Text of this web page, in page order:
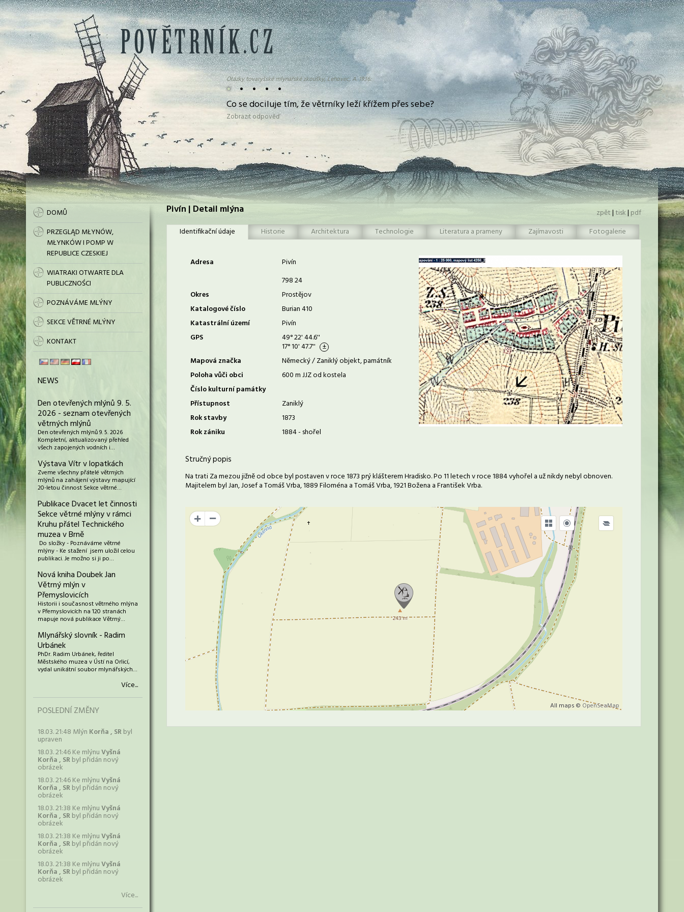
• • • • •
Otázky tovaryšské mlynářské zkoušky, Lehovec, A. 1936:
Co se dociluje tím, že větrníky leží křížem přes sebe?
Zobrazit odpověď
DOMŮ
PRZEGLĄD MŁYNÓW,
MŁYNKÓW I POMP W
REPUBLICE CZESKIEJ
WIATRAKI OTWARTE DLA
PUBLICZNOŚCI
POZNÁVÁME MLÝNY
SEKCE VĚTRNÉ MLÝNY
KONTAKT
NEWS
Den otevřených mlýnů 9. 5.
2026 - seznam otevřených
větrných mlýnů
Den otevřených mlýnů 9. 5. 2026
Kompletní, aktualizovaný přehled
všech zapojených vodních i…
Výstava Vítr v lopatkách
Zveme všechny přátelé větrných
mlýnů na zahájení výstavy mapující
20-letou činnost Sekce větrné…
Publikace Dvacet let činnosti
Sekce větrné mlýny v rámci
Kruhu přátel Technického
muzea v Brně
Do složky - Poznáváme větrné
mlýny - Ke stažení jsem uložil celou
publikaci. Je možno si ji po…
Nová kniha Doubek Jan
Větrný mlýn v
Přemyslovicích
Historii i současnost větrného mlýna
v Přemyslovicích na 120 stranách
mapuje nová publikace Větrný…
Mlynářský slovník - Radim
Urbánek
PhDr. Radim Urbánek, ředitel
Městského muzea v Ústí na Orlicí,
vydal unikátní soubor mlynářských…
Více...
POSLEDNÍ ZMĚNY
18.03. 21:48 Mlýn Korňa , SRbyl
upraven
18.03. 21:46 Ke mlýnuVyšná
Korňa , SRbyl přidán nový
obrázek
18.03. 21:46 Ke mlýnuVyšná
Korňa , SRbyl přidán nový
obrázek
18.03. 21:38 Ke mlýnuVyšná
Korňa , SRbyl přidán nový
obrázek
18.03. 21:38 Ke mlýnuVyšná
Korňa , SRbyl přidán nový
obrázek
18.03. 21:38 Ke mlýnuVyšná
Korňa , SRbyl přidán nový
obrázek
Více...
Pivín | Detail mlýna zpět|tisk|pdf
Identifikační údaje
Historie Architektura Technologie Literatura a prameny Zajímavosti Fotogalerie
Adresa
Pivín
798 24
Okres
Prostějov
Katalogové číslo
Burian 410
Katastrální území
Pivín
GPS
49° 22' 44.6''
17° 10' 47.7''
Mapová značka
Německý / Zaniklý objekt, památník
Poloha vůči obci
600 m JJZ od kostela
Číslo kulturní památky
Přístupnost
Zaniklý
Rok stavby
1873
Rok zániku
1884 - shořel
Stručný popis
Na trati Za mezou jižně od obce byl postaven v roce 1873 prý klášterem Hradisko. Po 11 letech v roce 1884 vyhořel a už nikdy nebyl obnoven.
Majitelem byl Jan, Josef a Tomáš Vrba, 1889 Filoména a Tomáš Vrba, 1921 Božena a František Vrba.
+
All maps © OpenSeaMap